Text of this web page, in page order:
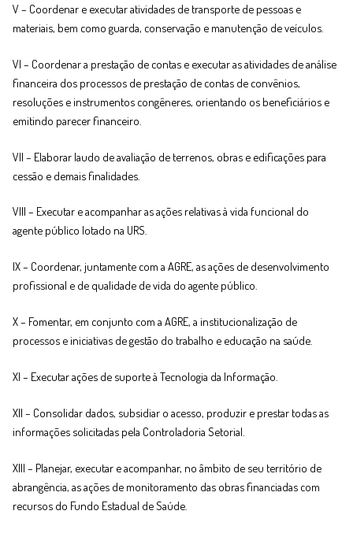
V – Coordenar e executar atividades de transporte de pessoas e
materiais, bem como guarda, conservação e manutenção de veículos.
VI – Coordenar a prestação de contas e executar as atividades de análise
financeira dos processos de prestação de contas de convênios,
resoluções e instrumentos congêneres, orientando os beneficiários e
emitindo parecer financeiro.
VII – Elaborar laudo de avaliação de terrenos, obras e edificações para
cessão e demais finalidades.
VIII – Executar e acompanhar as ações relativas à vida funcional do
agente público lotado na URS.
IX – Coordenar, juntamente com a AGRE, as ações de desenvolvimento
profissional e de qualidade de vida do agente público.
X – Fomentar, em conjunto com a AGRE, a institucionalização de
processos e iniciativas de gestão do trabalho e educação na saúde.
XI – Executar ações de suporte à Tecnologia da Informação.
XII – Consolidar dados, subsidiar o acesso, produzir e prestar todas as
informações solicitadas pela Controladoria Setorial.
XIII – Planejar, executar e acompanhar, no âmbito de seu território de
abrangência, as ações de monitoramento das obras financiadas com
recursos do Fundo Estadual de Saúde.